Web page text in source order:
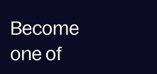
Become
one of